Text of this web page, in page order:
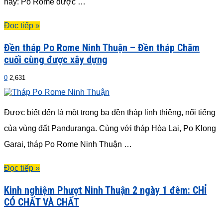
Đọc tiếp »
Đền tháp Po Rome Ninh Thuận – Đền tháp Chăm
cuối cùng được xây dựng
0 2,631
Được biết đến là một trong ba đền tháp linh thiêng, nổi tiếng
của vùng đất Panduranga. Cùng với tháp Hòa Lai, Po Klong
Garai, tháp Po Rome Ninh Thuận …
Đọc tiếp »
Kinh nghiệm Phượt Ninh Thuận 2 ngày 1 đêm: CHỈ
CÓ CHẤT VÀ CHẤT